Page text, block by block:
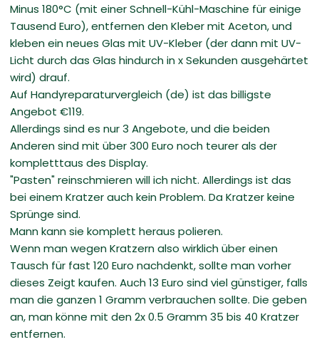
Minus 180°C (mit einer Schnell-Kühl-Maschine für einige
Tausend Euro), entfernen den Kleber mit Aceton, und
kleben ein neues Glas mit UV-Kleber (der dann mit UV-
Licht durch das Glas hindurch in x Sekunden ausgehärtet
wird) drauf.
Auf Handyreparaturvergleich (de) ist das billigste
Angebot €119.
Allerdings sind es nur 3 Angebote, und die beiden
Anderen sind mit über 300 Euro noch teurer als der
kompletttaus des Display.
"Pasten" reinschmieren will ich nicht. Allerdings ist das
bei einem Kratzer auch kein Problem. Da Kratzer keine
Sprünge sind.
Mann kann sie komplett heraus polieren.
Wenn man wegen Kratzern also wirklich über einen
Tausch für fast 120 Euro nachdenkt, sollte man vorher
dieses Zeigt kaufen. Auch 13 Euro sind viel günstiger, falls
man die ganzen 1 Gramm verbrauchen sollte. Die geben
an, man könne mit den 2x 0.5 Gramm 35 bis 40 Kratzer
entfernen.